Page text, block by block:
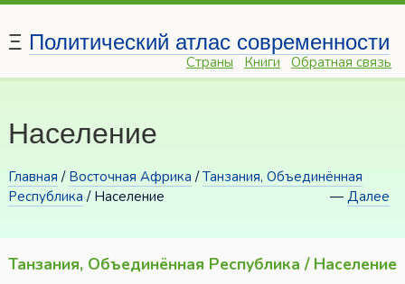
Ξ Политический атлас современности
Страны Книги Обратная связь
Население
Главная / Восточная Африка /Танзания, Объединённая
Республика / Население —Далее
Танзания, Объединённая Республика / Население